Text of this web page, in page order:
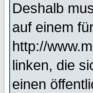
Deshalb
auf einem
http://
linken, die
einen